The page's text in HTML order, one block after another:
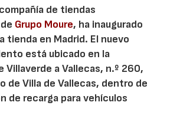
de tiendas
Grupo Moure, ha inaugurado
tienda en Madrid. El nuevo
está ubicado en la
Villaverde a Vallecas, n.º 260,
de Villa de Vallecas, dentro de
de recarga para vehículos